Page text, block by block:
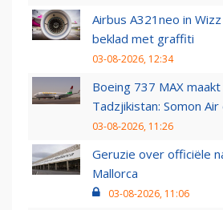
Airbus A321neo in
beklad met graffiti
03-08-2026, 12:34
Boeing 737 MAX
Tadzjikistan: Somon
03-08-2026, 11:26
Geruzie over officiële
Mallorca
03-08-2026, 11:06